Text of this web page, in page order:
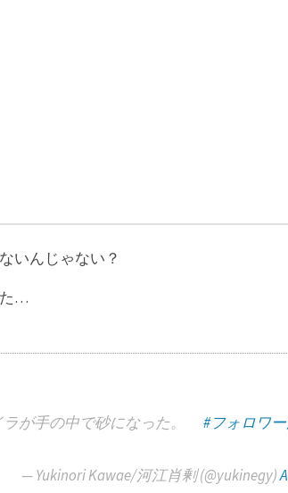
いんじゃない？
…
ラが手の中で砂になった。#フォロワ
— Yukinori Kawae/河江肖剰 (@yukinegy)